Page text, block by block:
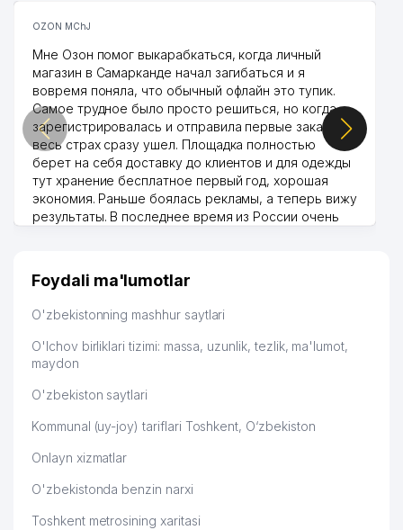
OZON MChJ
Мне Озон помог выкарабкаться, когда личный
магазин в Самарканде начал загибаться и я
вовремя поняла, что обычный офлайн это тупик.
Самое трудное было просто решиться, но когда
зарегистрировалась и отправила первые заказы,
весь страх сразу ушел. Площадка полностью
берет на себя доставку до клиентов и для одежды
тут хранение бесплатное первый год, хорошая
экономия. Раньше боялась рекламы, а теперь вижу
результаты. В последнее время из России очень
дальше развиваюсь потихоньку😊
Hamida 03.08.2026 12:45:39
Foydali ma'lumotlar
O'zbekistonning mashhur saytlari
O'lchov birliklari tizimi: massa, uzunlik, tezlik, ma'lumot,
maydon
O'zbekiston saytlari
Kommunal (uy-joy) tariflari Toshkent, O‘zbekiston
Onlayn xizmatlar
O'zbekistonda benzin narxi
Toshkent metrosining xaritasi